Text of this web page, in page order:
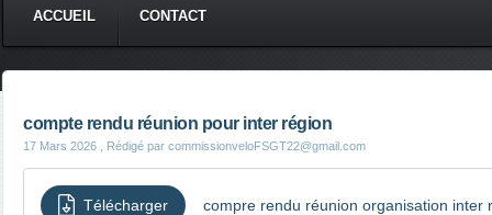
ACCUEIL CONTACT
compte rendu réunion pour inter région
17 Mars 2026 , Rédigé par commissionveloFSGT22@gmail.com
Télécharger compre rendu réunion organisation inter